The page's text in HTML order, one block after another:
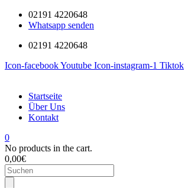
02191 4220648
Whatsapp senden
02191 4220648
Icon-facebookYoutube Icon-instagram-1 Tiktok
Startseite
Über Uns
Kontakt
0
No products in the cart.
0,00€
Products
search